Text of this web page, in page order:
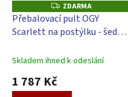
Z
D
A
R
M
ZDARMA
Přebalovací pult OGY
Scarlett na postýlku - šedý -
Hvězdička - Bílá
Skladem ihned k odeslání
1 787 Kč